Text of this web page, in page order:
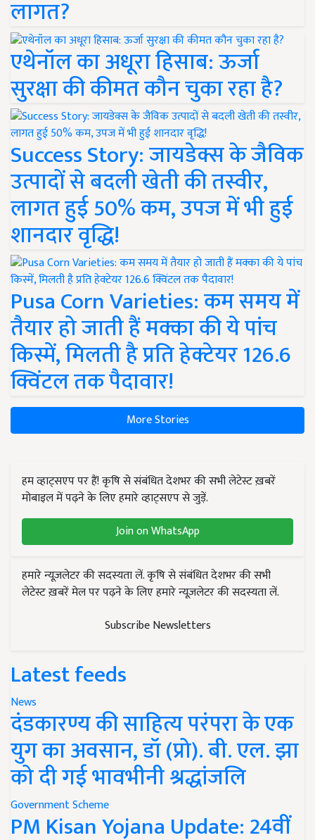
लागत?
एथेनॉल का अधूरा हिसाब: ऊर्जा
सुरक्षा की कीमत कौन चुका रहा है?
Success Story: जायडेक्स के जैविक
उत्पादों से बदली खेती की तस्वीर,
लागत हुई 50% कम, उपज में भी हुई
शानदार वृद्धि!
Pusa Corn Varieties: कम समय में
तैयार हो जाती हैं मक्का की ये पांच
किस्में, मिलती है प्रति हेक्टेयर 126.6
क्विंटल तक पैदावार!
More Stories
हम व्हाट्सएप पर हैं! कृषि से संबंधित देशभर की सभी लेटेस्ट ख़बरें
मोबाइल में पढ़ने के लिए हमारे व्हाट्सएप से जुड़ें.
Join on WhatsApp
हमारे न्यूज़लेटर की सदस्यता लें. कृषि से संबंधित देशभर की सभी
लेटेस्ट ख़बरें मेल पर पढ़ने के लिए हमारे न्यूज़लेटर की सदस्यता लें.
Subscribe Newsletters
Latest feeds
News
दंडकारण्य की साहित्य परंपरा के एक
युग का अवसान, डॉ (प्रो). बी. एल. झा
को दी गई भावभीनी श्रद्धांजलि
Government Scheme
PM Kisan Yojana Update: 24वीं